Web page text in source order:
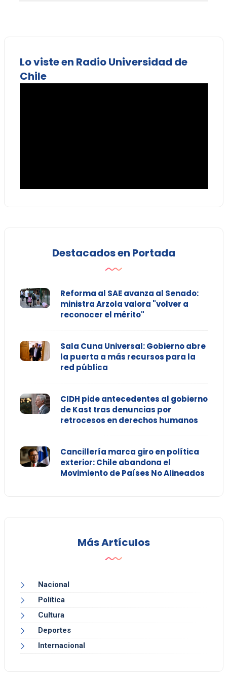
Lo viste en Radio Universidad de
Chile
Destacados en Portada
Reforma al SAE avanza al Senado:
ministra Arzola valora "volver a
reconocer el mérito"
Sala Cuna Universal: Gobierno abre
la puerta a más recursos para la
red pública
CIDH pide antecedentes al gobierno
de Kast tras denuncias por
retrocesos en derechos humanos
Cancillería marca giro en política
exterior: Chile abandona el
Movimiento de Países No Alineados
Más Artículos
Nacional
Política
Cultura
Deportes
Internacional